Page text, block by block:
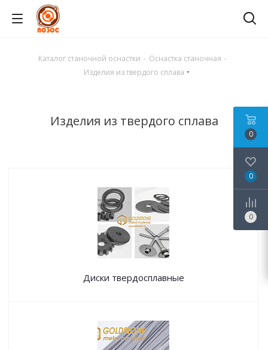
Каталог станочной оснастки - Оснастка станочная -
Изделия из твердого сплава
Изделия из твердого сплава
Диски твердосплавные
0
0
0